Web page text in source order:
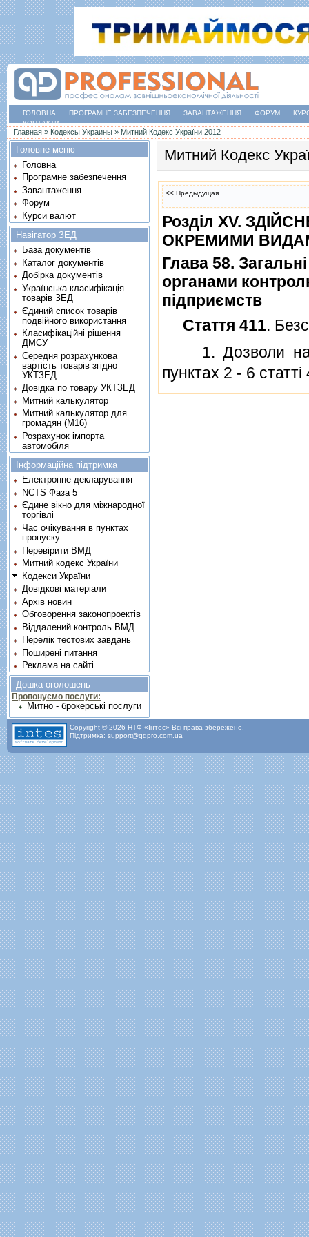
ГОЛОВНА ПРОГРАМНЕ ЗАБЕЗПЕЧЕННЯ ЗАВАНТАЖЕННЯ ФОРУМ
КОНТАКТИ
Ви є тут
Главная » Кодексы Украины » Митний Кодекс України 2012
Митний Кодекс
<< Предыдущая
Роздiл XV.
ОКРЕМИМИ
Глава 58.
органами
пiдприємств
Стаття 411.
1. Дозволи на
пунктах 2 - 6
Головне меню
Головна
Програмне забезпечення
Завантаження
Форум
Курси валют
Навігатор ЗЕД
База документів
Каталог документів
Добірка документів
Українська класифікація
товарів ЗЕД
Єдиний список товарів
подвійного використання
Класифікаційні рішення
ДМСУ
Середня розрахункова
вартість товарів згідно
УКТЗЕД
Довідка по товару УКТЗЕД
Митний калькулятор
Митний калькулятор для
громадян (М16)
Розрахунок імпорта
автомобіля
Інформаційна підтримка
Електронне декларування
NCTS Фаза 5
Єдине вікно для міжнародної
торгівлі
Час очікування в пунктах
пропуску
Перевірити ВМД
Митний кодекс України
Кодекси України
Довідкові матеріали
Архів новин
Обговорення законопроектів
Віддалений контроль ВМД
Перелік тестових завдань
Поширені питання
Реклама на сайті
Дошка оголошень
Пропонуємо послуги:
Митно - брокерські послуги
Copyright © 2026 НТФ «Інтес» Всі права збережено.
Підтримка: support@qdpro.com.ua